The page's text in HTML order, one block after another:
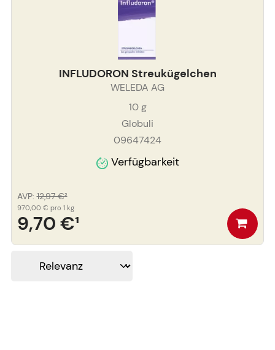
INFLUDORON Streukügelchen
WELEDA AG
10g
Globuli
09647424
Verfügbarkeit
9,70 €¹
AVP: 12,97 €²
970,00 € pro 1 kg